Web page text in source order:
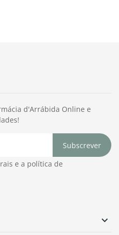

d'Arrábida Online e
Subscrever
e a política de